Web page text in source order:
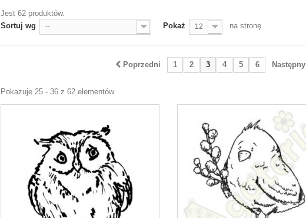
Jest 62 produktów.
Sortuj wg -- Pokaż 12 na stronę
Poprzedni 1 2 3 4 5 6 Następny
Pokazuje 25 - 36 z 62 elementów